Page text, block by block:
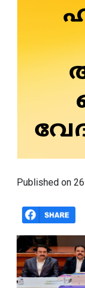
Published on